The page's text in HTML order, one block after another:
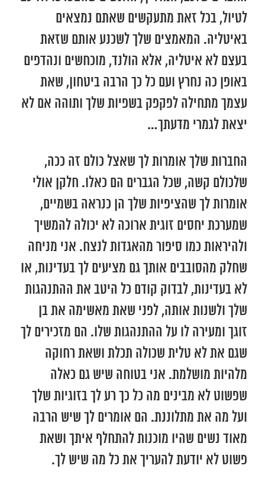
לטיול, בכל זאת מתעקשים שאתם נמצאים
באיטליה. המאמצים שלך לשכנע אותם שזאת
בעצם לא איטליה, אלא הולנד, מוכחשים ונהדפים
באופן כה נחרץ ועם כל כך הרבה ביטחון, שאת
עצמך מתחילה לפקפק בשפיות שלך ותוהה אם לא
יצאת לגמרי מדעתך…
החברות שלך אומרות לך שאצל כולם זה ככה,
שלכולם קשה, שכל הגברים הם כאלו. חלקן אולי
אומרות לך שהציפיות שלך הן כנראה בשמיים,
שמערכת יחסים זוגית ארוכה לא יכולה להמשיך
ולהיראות כמו סיפור מהאגדות לנצח. אני מניחה
שחלק מהסובבים אותך גם מציעים לך בעדינות, או
לא בעדינות, לבדוק קודם כל היטב את ההתנהגות
שלך ולשנות אותה, לפני שאת מאשימה את בן
זוגך ומעירה לו על ההתנהגות שלו. הם מזכירים לך
שגם את לא טלית שכולה תכלת ושאת רחוקה
מלהיות מושלמת. אני בטוחה שיש גם כאלה
שפשוט לא מבינים מה כל כך רע לך בזוגיות שלך
ועל מה את מתלוננת. הם אומרים לך שיש הרבה
מאוד נשים שהיו מוכנות להתחלף איתך ושאת
פשוט לא יודעת להעריך את כל מה שיש לך.